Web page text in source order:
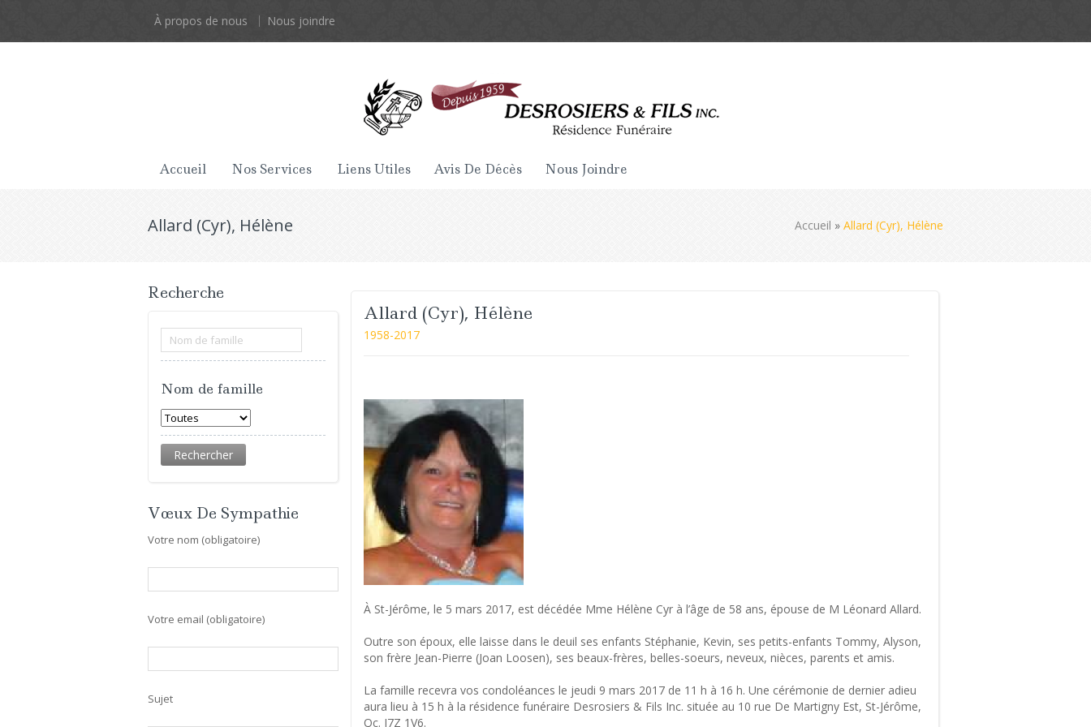
À propos de nous Nous joindre
Accueil Nos Services Liens Utiles Avis De Décès Nous Joindre
Allard (Cyr), Hélène Accueil » Allard (Cyr), Hélène
Allard (Cyr), Hélène
1958-2017
À St-Jérôme, le 5 mars 2017, est décédée Mme Hélène Cyr à l’âge de 58 ans, épouse de M Léonard Allard.
Outre son époux, elle laisse dans le deuil ses enfants Stéphanie, Kevin, ses petits-enfants Tommy, Alyson,
son frère Jean-Pierre (Joan Loosen), ses beaux-frères, belles-soeurs, neveux, nièces, parents et amis.
La famille recevra vos condoléances le jeudi 9 mars 2017 de 11 h à 16 h. Une cérémonie de dernier adieu
aura lieu à 15 h à la résidence funéraire Desrosiers & Fils Inc. située au 10 rue De Martigny Est, St-Jérôme,
Qc. J7Z 1V6.
Recherche
Nom de famille
Vœux De Sympathie
Votre nom (obligatoire)
Votre email (obligatoire)
Sujet